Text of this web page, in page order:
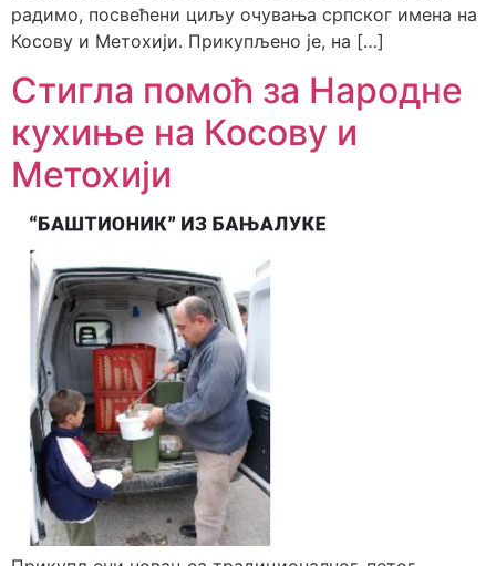
радимо, посвећени циљу очувања српског имена на
Косову и Метохији. Прикупљено је, на […]
Стигла помоћ за Народне
кухиње на Косову и
Метохији